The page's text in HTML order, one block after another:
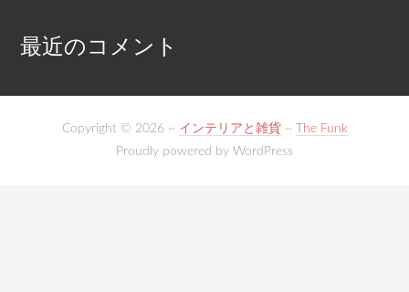
最近のコメント
Copyright © 2026 ~ インテリアと雑貨~
The Funk
Proudly powered by WordPress